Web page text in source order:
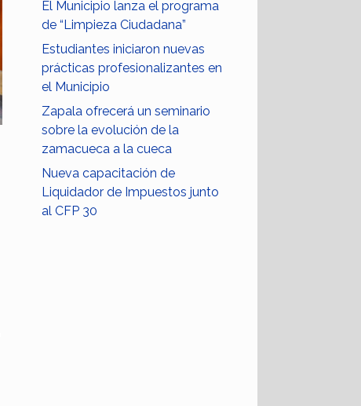
El Municipio lanza el programa
de “Limpieza Ciudadana”
Estudiantes iniciaron nuevas
prácticas profesionalizantes en
el Municipio
Zapala ofrecerá un seminario
sobre la evolución de la
zamacueca a la cueca
Nueva capacitación de
Liquidador de Impuestos junto
al CFP 30